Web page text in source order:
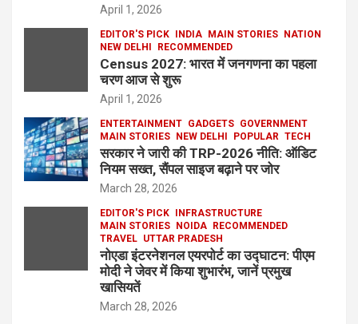
April 1, 2026
EDITOR'S PICK INDIA MAIN STORIES
NATION
NEW DELHI
RECOMMENDED
Census 2027: भारत में जनगणना का पहला
चरण आज से शुरू
April 1, 2026
ENTERTAINMENT GADGETS GOVERNMENT
MAIN STORIES
NEW DELHI POPULAR TECH
सरकार ने जारी की TRP-2026 नीति: ऑडिट
नियम सख्त, सैंपल साइज बढ़ाने पर जोर
March 28, 2026
EDITOR'S PICK
INFRASTRUCTURE
MAIN STORIES
NOIDA
RECOMMENDED
TRAVEL UTTAR PRADESH
नोएडा इंटरनेशनल एयरपोर्ट का उद्घाटन: पीएम
मोदी ने जेवर में किया शुभारंभ, जानें प्रमुख
खासियतें
March 28, 2026